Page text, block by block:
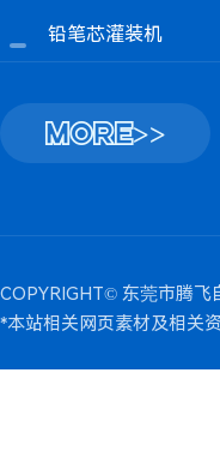
铅笔芯灌装机
MORE>>
COPYRIGHT© 东莞市腾飞
*本站相关网页素材及相关